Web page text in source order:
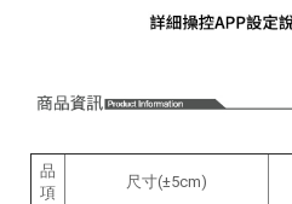
品
項
尺寸(±5cm)